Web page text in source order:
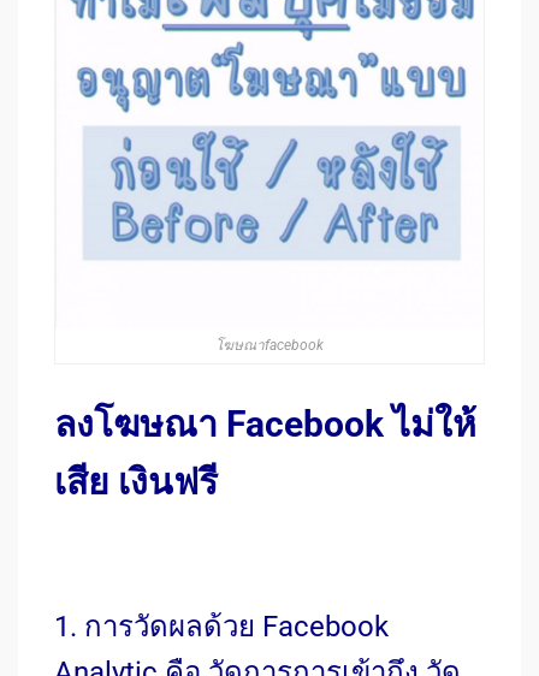
โฆษณาfacebook
ลงโฆษณา Facebook ไม่ให้
เสีย เงินฟรี
1. การวัดผลด้วย Facebook